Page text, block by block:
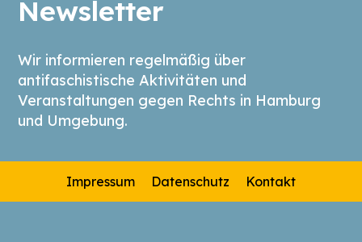
Newsletter
Wir informieren regelmäßig über
antifaschistische Aktivitäten und
Veranstaltungen gegen Rechts in Hamburg
und Umgebung.
Impressum Datenschutz Kontakt